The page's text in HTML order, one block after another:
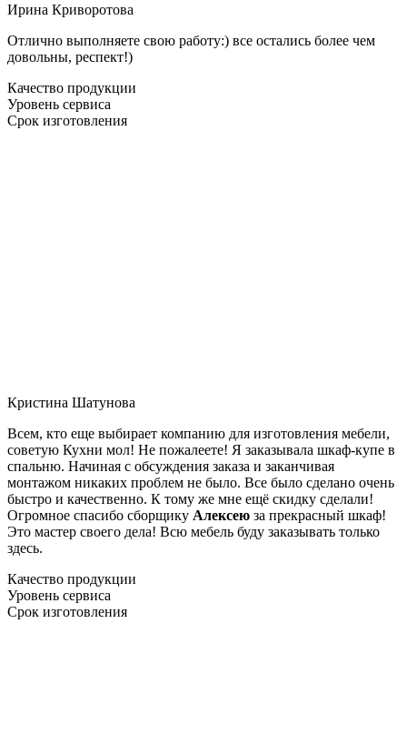
Ирина Криворотова
Отлично выполняете свою работу:) все остались более чем
довольны, респект!)
Качество продукции
Уровень сервиса
Срок изготовления
Кристина Шатунова
Всем, кто еще выбирает компанию для изготовления мебели,
советую Кухни мол! Не пожалеете! Я заказывала шкаф-купе в
спальню. Начиная с обсуждения заказа и заканчивая
монтажом никаких проблем не было. Все было сделано очень
быстро и качественно. К тому же мне ещё скидку сделали!
Огромное спасибо сборщику Алексею за прекрасный шкаф!
Это мастер своего дела! Всю мебель буду заказывать только
здесь.
Качество продукции
Уровень сервиса
Срок изготовления